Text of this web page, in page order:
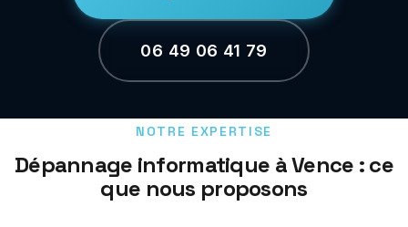
06 49 06 41 79
NOTRE EXPERTISE
Dépannage informatique à Vence : ce
que nous proposons